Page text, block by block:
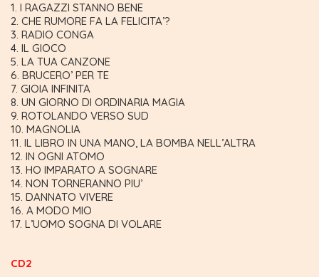
I RAGAZZI STANNO BENE
CHE RUMORE FA LA FELICITA’?
RADIO CONGA
IL GIOCO
LA TUA CANZONE
BRUCERO’ PER TE
GIOIA INFINITA
UN GIORNO DI ORDINARIA MAGIA
ROTOLANDO VERSO SUD
MAGNOLIA
IL LIBRO IN UNA MANO, LA BOMBA NELL’ALTRA
IN OGNI ATOMO
HO IMPARATO A SOGNARE
NON TORNERANNO PIU’
DANNATO VIVERE
A MODO MIO
L’UOMO SOGNA DI VOLARE
CD2